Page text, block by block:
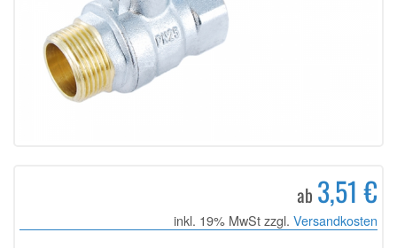
ab 3,51 €
inkl. 19% MwSt zzgl. Versandkosten